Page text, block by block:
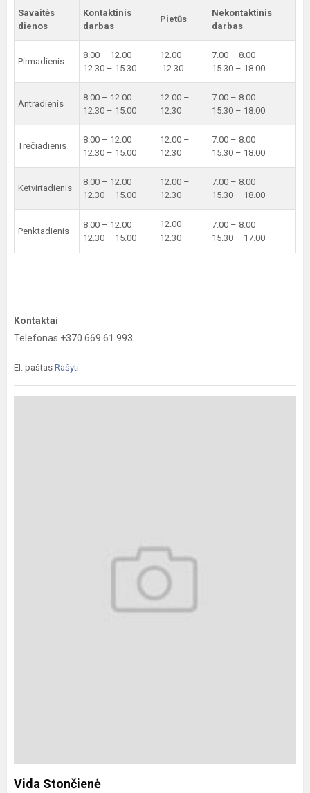
Savaitės
dienos
Kontaktinis
darbas
Pietūs
Nekontaktinis
darbas
Pirmadienis
8.00 – 12.00
12.30 – 15.30
12.00 –
12.30
7.00 – 8.00
15.30 – 18.00
Antradienis
8.00 – 12.00
12.30 – 15.00
12.00 –
12.30
7.00 – 8.00
15.30 – 18.00
Trečiadienis
8.00 – 12.00
12.30 – 15.00
12.00 –
12.30
7.00 – 8.00
15.30 – 18.00
Ketvirtadienis
8.00 – 12.00
12.30 – 15.00
12.00 –
12.30
7.00 – 8.00
15.30 – 18.00
Penktadienis
8.00 – 12.00
12.30 – 15.00
12.00 –
12.30
7.00 – 8.00
15.30 – 17.00
Kontaktai
Telefonas +370 669 61 993
El. paštas Rašyti
Vida Stončienė